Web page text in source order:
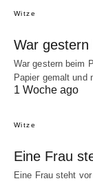
Witze
War
War gestern beim
Papier gemalt und
1 Woche ago
Witze
Eine Frau
Eine Frau steht